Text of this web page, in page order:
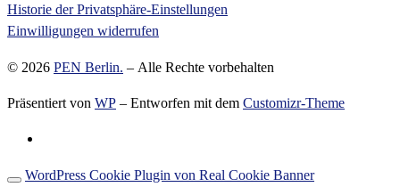
Historie der Privatsphäre-Einstellungen
Einwilligungen widerrufen
© 2026 PEN Berlin. – Alle Rechte vorbehalten
Präsentiert von WP – Entworfen mit dem Customizr-Theme
WordPress Cookie Plugin von Real Cookie Banner